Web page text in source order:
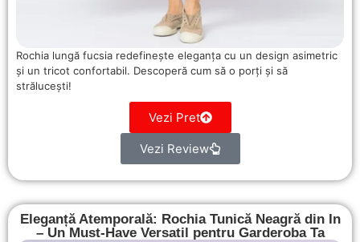
Rochia lungă fucsia redefinește eleganța cu un design asimetric
și un tricot confortabil. Descoperă cum să o porți și să
strălucești!
Vezi Pret
Vezi Review
Eleganță Atemporală: Rochia Tunică Neagră din In
– Un Must-Have Versatil pentru Garderoba Ta